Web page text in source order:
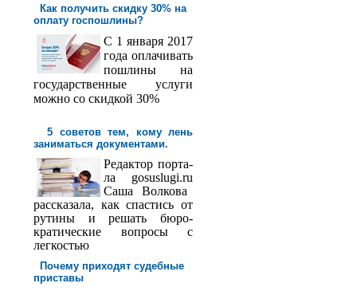
Как получить скидку 30% на
оплату госпош­лины?
С 1 января 2017
года оплачивать
пошлины на
государственные услуги
можно со скидкой 30%
5 советов тем, кому лень
заниматься документами.
Редактор порта­
ла gosuslugi.ru
Саша Волкова
рассказала, как спастись от
рутины и решать бюро­
кратические вопросы с
легкостью
Почему приходят судебные
приставы